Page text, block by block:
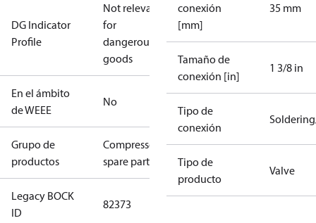
DG Indicator
Profile
Not relevant
for
dangerous
goods
En el ámbito
de WEEE
No
Grupo de
productos
Compressors
spare parts
Legacy BOCK
ID
82373
conexión
[mm]
35 mm
Tamaño de
conexión [in]
1 3/8 in
Tipo de
conexión
Tipo de
producto
Valve